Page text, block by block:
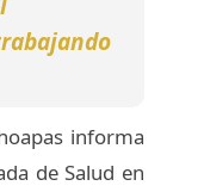
informa
de Salud en